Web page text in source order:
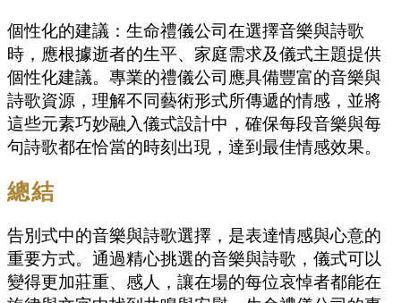
個性化的建議：生命禮儀公司在選擇音樂與詩歌
時，應根據逝者的生平、家庭需求及儀式主題提供
個性化建議。專業的禮儀公司應具備豐富的音樂與
詩歌資源，理解不同藝術形式所傳遞的情感，並將
這些元素巧妙融入儀式設計中，確保每段音樂與每
句詩歌都在恰當的時刻出現，達到最佳情感效果。
總結
告別式中的音樂與詩歌選擇，是表達情感與心意的
重要方式。通過精心挑選的音樂與詩歌，儀式可以
變得更加莊重、感人，讓在場的每位哀悼者都能在